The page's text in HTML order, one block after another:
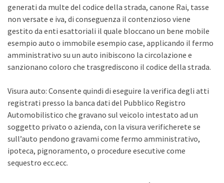
generati da multe del codice della strada, canone Rai, tasse
non versate e iva, di conseguenza il contenzioso viene
gestito da enti esattoriali il quale bloccano un bene mobile
esempio auto o immobile esempio case, applicando il fermo
amministrativo su un auto inibiscono la circolazione e
sanzionano coloro che trasgrediscono il codice della strada.
Visura auto: Consente quindi di eseguire la verifica degli atti
registrati presso la banca dati del Pubblico Registro
Automobilistico che gravano sul veicolo intestato ad un
soggetto privato o azienda, con la visura verificherete se
sull’auto pendono gravami come fermo amministrativo,
ipoteca, pignoramento, o procedure esecutive come
sequestro ecc.ecc.